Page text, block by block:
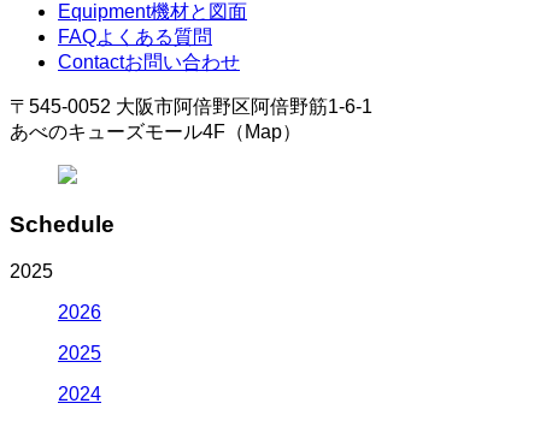
Equipment機材と図面
FAQよくある質問
Contactお問い合わせ
〒545-0052 大阪市阿倍野区阿倍野筋1-6-1
あべのキューズモール4F（Map）
Schedule
2025
2026
2025
2024